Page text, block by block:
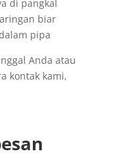
di pangkal
biar
pipa
Anda atau
kontak kami,